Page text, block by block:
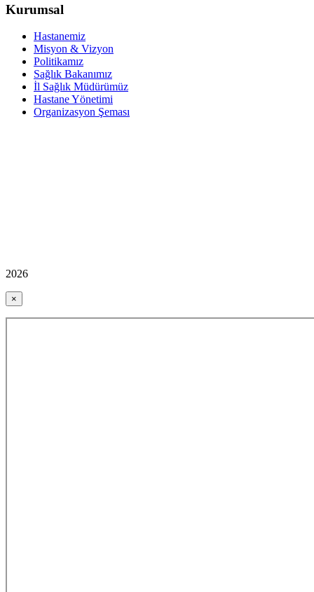
Kurumsal
Hastanemiz
Misyon & Vizyon
Politikamız
Sağlık Bakanımız
İl Sağlık Müdürümüz
Hastane Yönetimi
Organizasyon Şeması
2026
×